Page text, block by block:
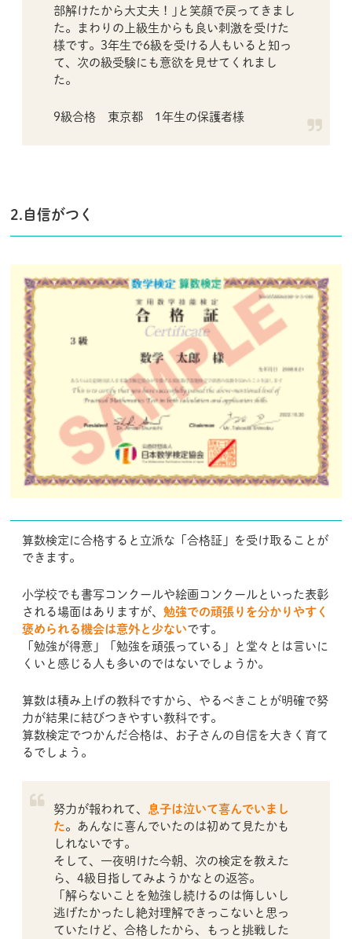
部解けたから大丈夫！｣と笑顔で戻ってきまし
た。まわりの上級生からも良い刺激を受けた
様です。3年生で6級を受ける人もいると知っ
て、次の級受験にも意欲を見せてくれまし
た。
9級合格 東京都 1年生の保護者様
2.自信がつく
算数検定に合格すると立派な「合格証」を受け取ることが
できます。
小学校でも書写コンクールや絵画コンクールといった表彰
される場面はありますが、勉強での頑張りを分かりやすく
褒められる機会は意外と少ないです。
「勉強が得意」「勉強を頑張っている」と堂々とは言いに
くいと感じる人も多いのではないでしょうか。
算数は積み上げの教科ですから、やるべきことが明確で努
力が結果に結びつきやすい教科です。
算数検定でつかんだ合格は、お子さんの自信を大きく育て
るでしょう。
努力が報われて、
息子は泣いて喜んでいまし
た 。あんなに喜んでいたのは初めて見たかも
しれないです。
そして、一夜明けた今朝、次の検定を教えた
ら、4級目指してみようかなとの返答。
「解らないことを勉強し続けるのは悔しいし
逃げたかったし絶対理解できっこないと思っ
ていたけど、合格したから、もっと挑戦した